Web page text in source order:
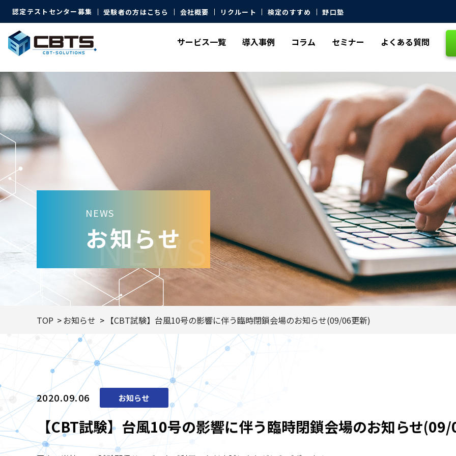
サービス一覧 導入事例 コラム セミナー よくある質問
認定テストセンター募集 受験者の方はこちら 会社概要 リクルート 検定のすすめ 野口塾
NEWS
お知らせ
NEWS
TOP お知らせ 【CBT試験】台風10号の影響に伴う臨時閉鎖会場のお知らせ(09/06更新)
2020.09.06 お知らせ
【CBT試験】台風10号の影響に伴う臨時閉鎖会場のお知らせ